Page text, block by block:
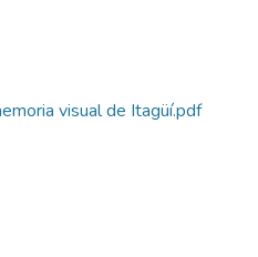
visual de Itagüí.pdf